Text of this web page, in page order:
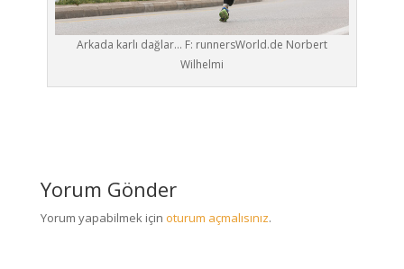
Arkada karlı dağlar… F: runnersWorld.de Norbert
Wilhelmi
Yorum Gönder
Yorum yapabilmek için oturum açmalısınız.